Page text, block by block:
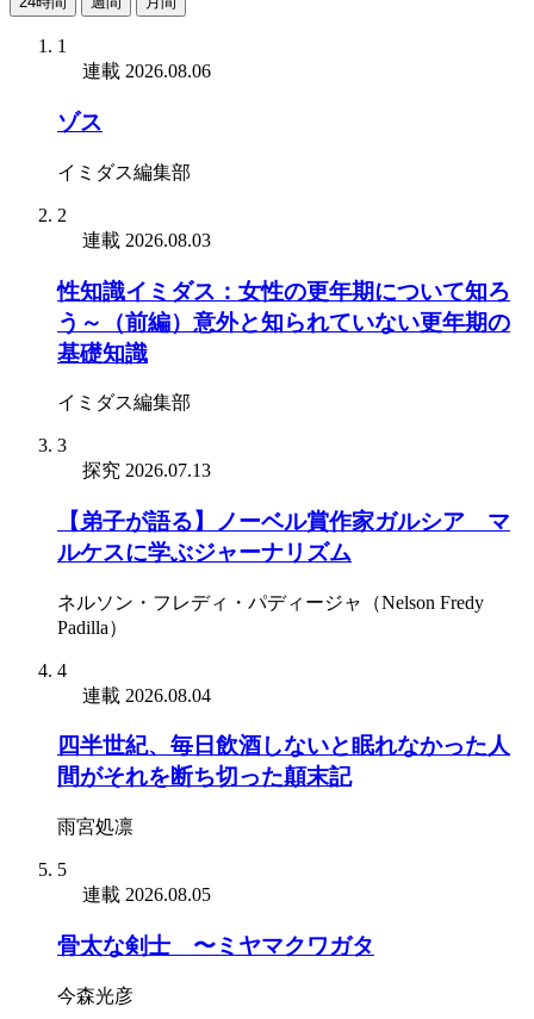
1
連載 2026.08.06
ゾス
イミダス編集部
2
連載 2026.08.03
性知識イミダス：女性の更年期について知ろ
う～（前編）意外と知られていない更年期の
基礎知識
イミダス編集部
3
探究 2026.07.13
【弟子が語る】ノーベル賞作家ガルシア゠マ
ルケスに学ぶジャーナリズム
ネルソン・フレディ・パディージャ（Nelson Fredy
Padilla）
4
連載 2026.08.04
四半世紀、毎日飲酒しないと眠れなかった人
間がそれを断ち切った顛末記
雨宮処凛
5
連載 2026.08.05
骨太な剣士 〜ミヤマクワガタ
今森光彦